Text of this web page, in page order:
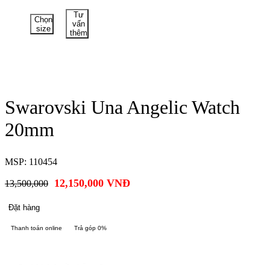
Chọn
size
Tư
vấn
thêm
Swarovski Una Angelic Watch
20mm
MSP: 110454
13,500,000 12,150,000 VNĐ
Đặt hàng
Thanh toán online Trả góp 0%